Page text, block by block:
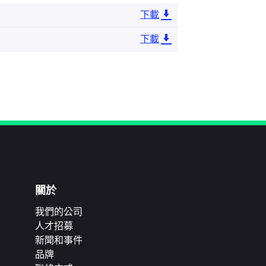
下載
下載
關於
我們的公司
人才招募
新聞和事件
品牌